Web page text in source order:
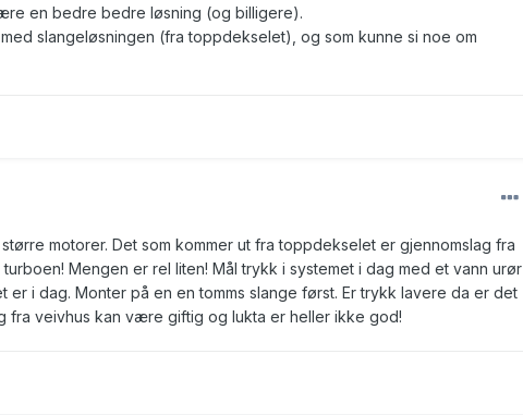
en bedre bedre løsning (og billigere).
slangeløsningen (fra toppdekselet), og som kunne si noe om
motorer. Det som kommer ut fra toppdekselet er gjennomslag fra
Mengen er rel liten! Mål trykk i systemet i dag med et vann urør
i dag. Monter på en en tomms slange først. Er trykk lavere da er det
fra veivhus kan være giftig og lukta er heller ikke god!